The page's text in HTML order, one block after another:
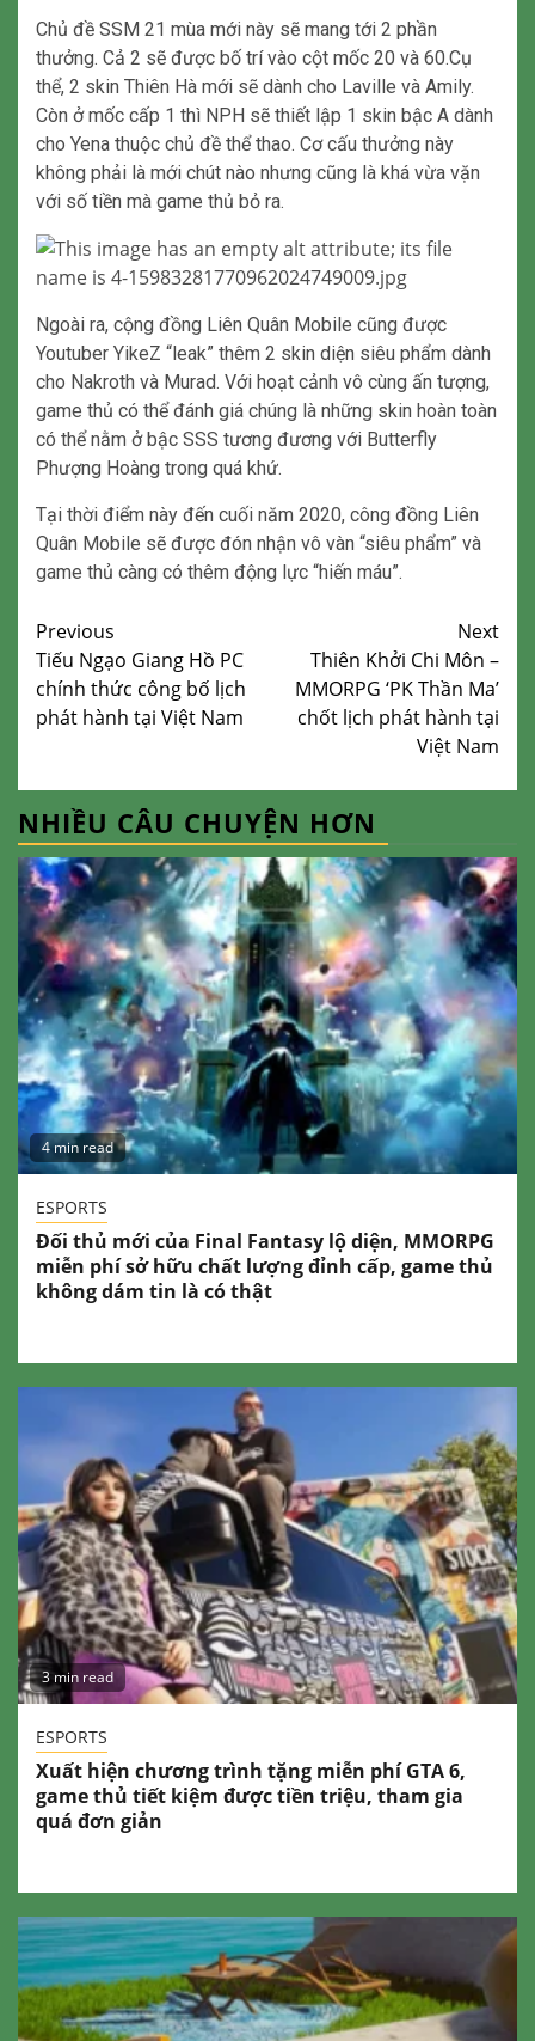
Chủ đề SSM 21 mùa mới này sẽ mang tới 2 phần
thưởng. Cả 2 sẽ được bố trí vào cột mốc 20 và 60.Cụ
thể, 2 skin Thiên Hà mới sẽ dành cho Laville và Amily.
Còn ở mốc cấp 1 thì NPH sẽ thiết lập 1 skin bậc A dành
cho Yena thuộc chủ đề thể thao. Cơ cấu thưởng này
không phải là mới chút nào nhưng cũng là khá vừa vặn
với số tiền mà game thủ bỏ ra.
Ngoài ra, cộng đồng Liên Quân Mobile cũng được
Youtuber YikeZ “leak” thêm 2 skin diện siêu phẩm dành
cho Nakroth và Murad. Với hoạt cảnh vô cùng ấn tượng,
game thủ có thể đánh giá chúng là những skin hoàn toàn
có thể nằm ở bậc SSS tương đương với Butterfly
Phượng Hoàng trong quá khứ.
Tại thời điểm này đến cuối năm 2020, công đồng Liên
Quân Mobile sẽ được đón nhận vô vàn “siêu phẩm” và
game thủ càng có thêm động lực “hiến máu”.
Continue
Reading
Previous
Tiếu Ngạo Giang Hồ PC
chính thức công bố lịch
phát hành tại Việt Nam
Next
Thiên Khởi Chi Môn –
MMORPG ‘PK Thần Ma’
chốt lịch phát hành tại
Việt Nam
NHIỀU CÂU CHUYỆN HƠN
4 min read
ESPORTS
Đối thủ mới của Final Fantasy lộ diện, MMORPG
miễn phí sở hữu chất lượng đỉnh cấp, game thủ
không dám tin là có thật
3 min read
ESPORTS
Xuất hiện chương trình tặng miễn phí GTA 6,
game thủ tiết kiệm được tiền triệu, tham gia
quá đơn giản